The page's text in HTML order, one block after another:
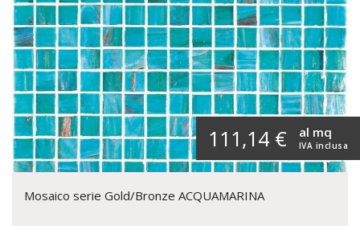
111,14 € IVA inclusa
al mq
Mosaico serie Gold/Bronze ACQUAMARINA